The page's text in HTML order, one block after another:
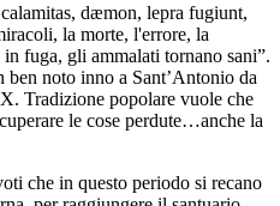
dæmon, lepra fugiunt,
la morte, l'errore, la
fuga, gli ammalati tornano sani”.
ben noto inno a Sant’Antonio da
Tradizione popolare vuole che
le cose perdute…anche la
che in questo periodo si recano